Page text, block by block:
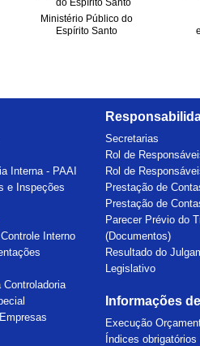
Ministério Público do
Espírito Santo
Interna - PAAI
e Inspeções
Interno
Controladoria
Secretarias
Rol de
Rol de
Prestação de
Prestação de
Parecer Prévio do
(Documentos)
Resultado do
Legislativo
Informações
Execução
Índices